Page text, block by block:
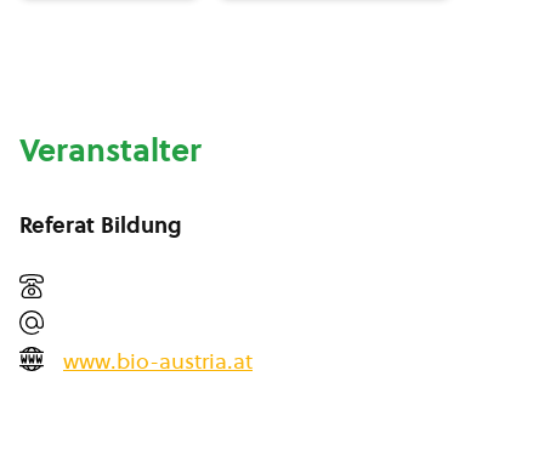
Veranstalter
Referat Bildung
www.bio-austria.at